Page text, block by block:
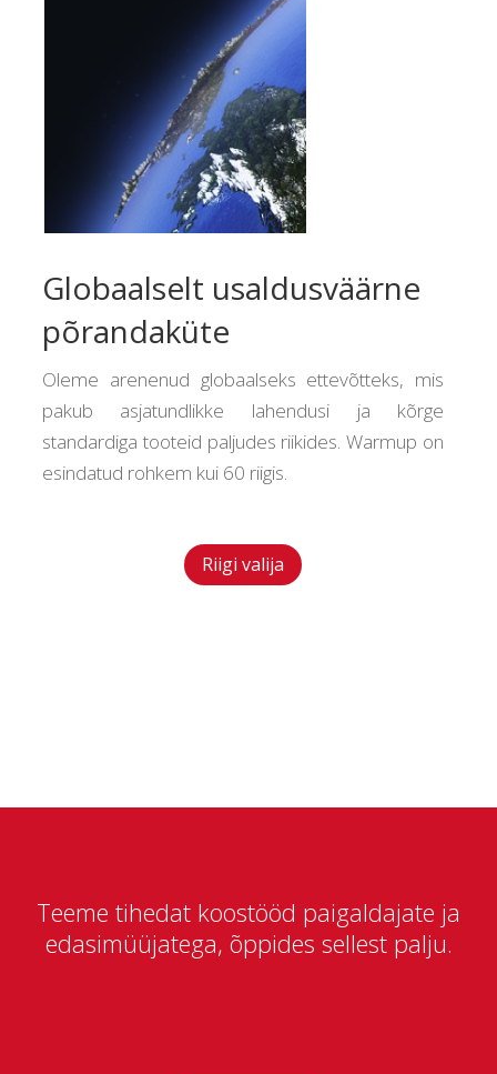
Globaalselt usaldusväärne
põrandaküte
Oleme arenenud globaalseks ettevõtteks, mis
pakub asjatundlikke lahendusi ja kõrge
standardiga tooteid paljudes riikides. Warmup on
esindatud rohkem kui 60 riigis.
Riigi valija
Teeme tihedat koostööd paigaldajate ja
edasimüüjatega, õppides sellest palju.